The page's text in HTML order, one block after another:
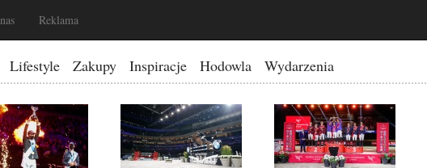
Reklama
Lifestyle Zakupy Inspiracje Hodowla Wydarzenia